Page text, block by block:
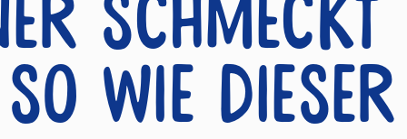
so wie dieser